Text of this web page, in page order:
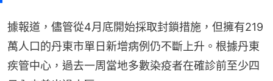
據報道，儘管從4月底開始採取封鎖措施，但擁有219
萬人口的丹東市單日新增病例仍不斷上升。根據丹東
疾管中心，過去一周當地多數染疫者在確診前至少四